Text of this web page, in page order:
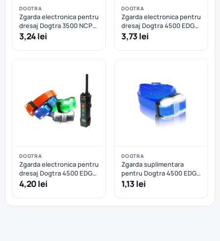
DOGTRA
Zgarda electronica pentru
dresaj Dogtra 3500 NCP
Super X - 2 câini
3,24 lei
DOGTRA
Zgarda electronica pentru
dresaj Dogtra 4500 EDGE
- 3 câini
3,73 lei
DOGTRA
Zgarda electronica pentru
dresaj Dogtra 4500 EDGE
- 4 câini
4,20 lei
DOGTRA
Zgarda suplimentara
pentru Dogtra 4500 EDGE
- Albastru
1,13 lei